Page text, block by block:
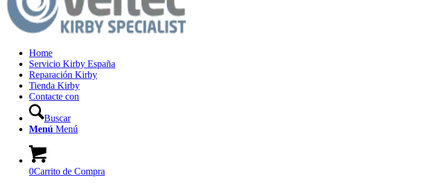
Home
Servicio Kirby España
Reparación Kirby
Tienda Kirby
Contacte con
Buscar
Menú Menú
0Carrito de Compra